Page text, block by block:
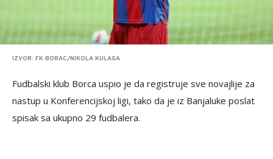
IZVOR: FK BORAC/NIKOLA KULAGA
Fudbalski klub Borca uspio je da registruje sve novajlije za
nastup u Konferencijskoj ligi, tako da je iz Banjaluke poslat
spisak sa ukupno 29 fudbalera.